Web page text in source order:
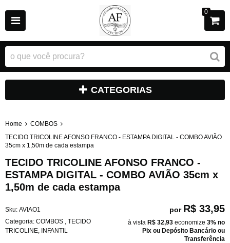
0
CATEGORIAS
Home
COMBOS
TECIDO TRICOLINE AFONSO FRANCO - ESTAMPA DIGITAL - COMBO AVIÃO
35cm x 1,50m de cada estampa
TECIDO TRICOLINE AFONSO FRANCO -
ESTAMPA DIGITAL - COMBO AVIÃO 35cm x
1,50m de cada estampa
Sku: AVIAO1
Categoria: COMBOS
TECIDO
TRICOLINE INFANTIL
por R$ 33,95
à vista R$ 32,93 economize 3% no
Pix ou Depósito Bancário ou
Transferência